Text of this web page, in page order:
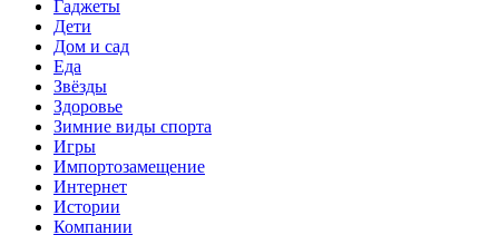
Гаджеты
Дети
Дом и сад
Еда
Звёзды
Здоровье
Зимние виды спорта
Игры
Импортозамещение
Интернет
Истории
Компании